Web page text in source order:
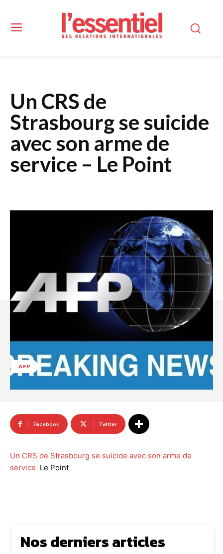
Un CRS de
Strasbourg se suicide
avec son arme de
service – Le Point
AFP
Facebook Twitter
Un CRS de Strasbourg se suicide avec son arme de
service Le Point
Nos derniers articles